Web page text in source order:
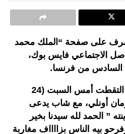
على صفحة “الملك محمد
الاجتماعي فايس بوك،
السادس من فرنسا.
وأشار البحري أن الصورة التقطت أمس السبت (24
أونلي، مع شاب يدعى
” الحمد لله سيدنا بخير
بيه الناس بزااااف مغاربة